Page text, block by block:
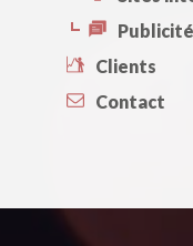
Clients
Contact